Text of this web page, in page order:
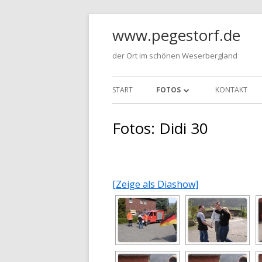
www.pegestorf.de
der Ort im schönen Weserbergland
Primäres
START FOTOS
FOTOS: HIMMELFAHRT 2004
FOTOS: HOTTE 30
FOTOS: OSTERFEUER 2001
KONTAKT
Fotos: Didi 30
[Zeige als Diashow]